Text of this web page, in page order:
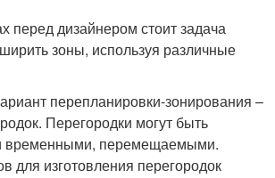
перед дизайнером стоит задача
зоны, используя различные
перепланировки-зонирования –
Перегородки могут быть
временными, перемещаемыми.
для изготовления перегородок